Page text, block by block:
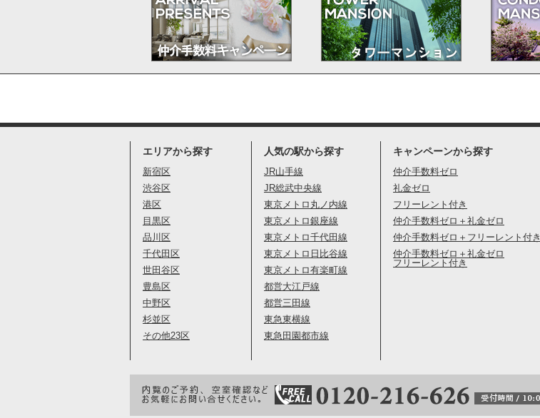
エリアから探す
新宿区
渋谷区
港区
目黒区
品川区
千代田区
世田谷区
豊島区
中野区
杉並区
その他23区
人気の駅から探す
JR山手線
JR総武中央線
東京メトロ丸ノ内線
東京メトロ銀座線
東京メトロ千代田線
東京メトロ日比谷線
東京メトロ有楽町線
都営大江戸線
都営三田線
東急東横線
東急田園都市線
キャンペーンから探す
仲介手数料ゼロ
礼金ゼロ
フリーレント付き
仲介手数料ゼロ＋礼金ゼロ
仲介手数料ゼロ＋フリーレント付き
仲介手数料ゼロ＋礼金ゼロ
フリーレント付き